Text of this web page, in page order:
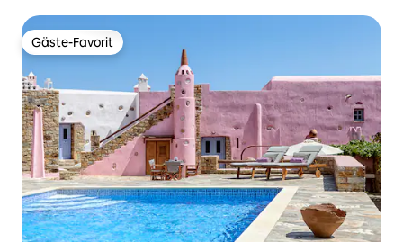
Gäste-Favorit
Gäste-Favorit